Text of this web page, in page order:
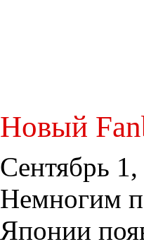
Новый
Сентябрь 1,
Немногим
Японии